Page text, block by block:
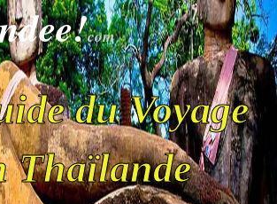
com
du Voyage
Thaïlande